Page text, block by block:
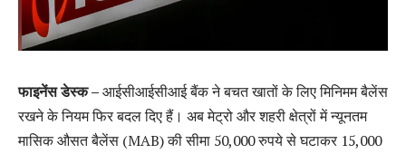
फाइनेंस डेस्क –आईसीआईसीआई बैंक ने बचत खातों के लिए मिनिमम बैलेंस
रखने के नियम फिर बदल दिए हैं। अब मेट्रो और शहरी क्षेत्रों में न्यूनतम
मासिक औसत बैलेंस (MAB) की सीमा 50,000 रुपये से घटाकर 15,000